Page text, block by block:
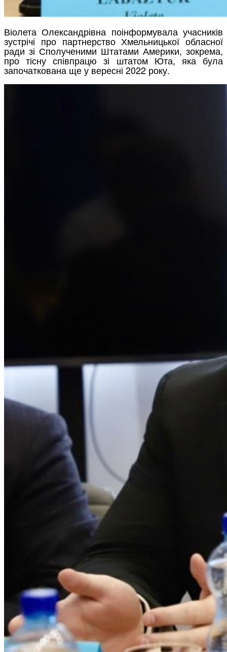
Віолета Олександрівна поінформувала учасників
зустрічі про партнерство Хмельницької обласної
ради зі Сполученими Штатами Америки, зокрема,
про тісну співпрацю зі штатом Юта, яка була
започаткована ще у вересні 2022 року.